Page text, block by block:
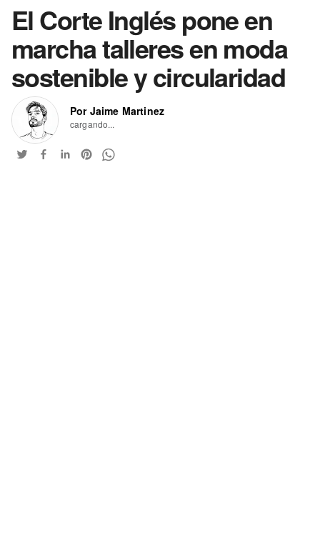
El Corte Inglés pone en
marcha talleres en moda
sostenible y circularidad
Por Jaime Martinez
cargando...